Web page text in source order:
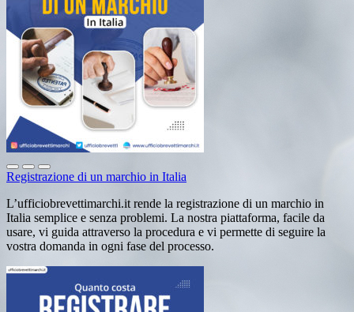
Registrazione di un marchio in Italia
L’ufficiobrevettimarchi.it rende la registrazione di un marchio in
Italia semplice e senza problemi. La nostra piattaforma, facile da
usare, vi guida attraverso la procedura e vi permette di seguire la
vostra domanda in ogni fase del processo.